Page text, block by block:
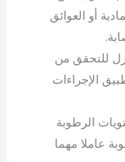
أو العوائق
للتحقق من
الإجراءات
الرطوبة
عاملا مهما